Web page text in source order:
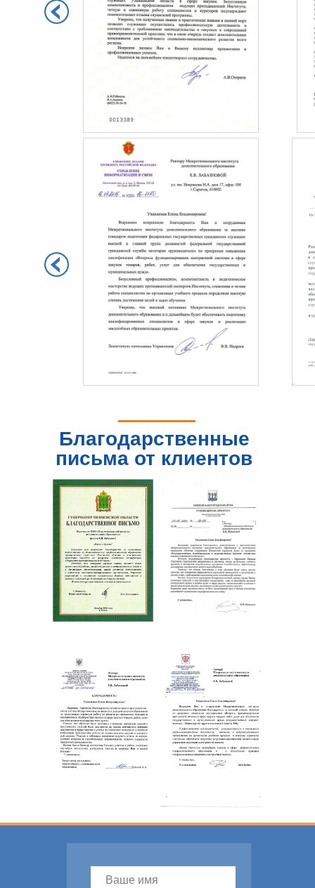
Благодарственные
письма от клиентов